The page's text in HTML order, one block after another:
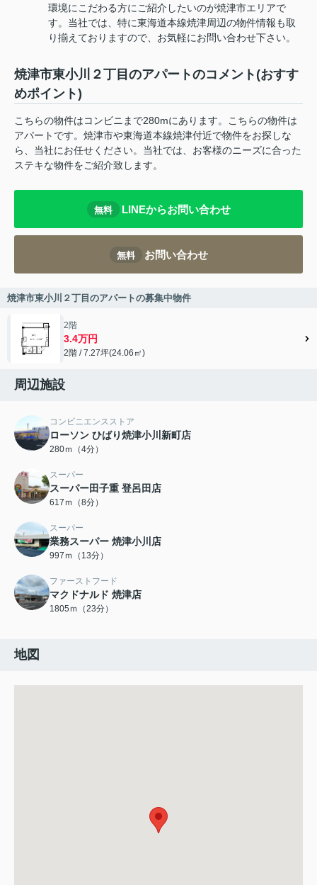
環境にこだわる方にご紹介したいのが焼津市エリアで
す。当社では、特に東海道本線焼津周辺の物件情報も取
り揃えておりますので、お気軽にお問い合わせ下さい。
焼津市東小川２丁目のアパートのコメント(おすす
めポイント)
こちらの物件はコンビニまで280mにあります。こちらの物件は
アパートです。焼津市や東海道本線焼津付近で物件をお探しな
ら、当社にお任せください。当社では、お客様のニーズに合った
ステキな物件をご紹介致します。
無料 LINEからお問い合わせ
無料 お問い合わせ
焼津市東小川２丁目のアパートの募集中物件
2階
3.4万円
2階 / 7.27坪(24.06㎡)
周辺施設
コンビニエンスストア
ローソン ひばり焼津小川新町店
280ｍ（4分）
スーパー
スーパー田子重 登呂田店
617ｍ（8分）
スーパー
業務スーパー 焼津小川店
997ｍ（13分）
ファーストフード
マクドナルド 焼津店
1805ｍ（23分）
地図